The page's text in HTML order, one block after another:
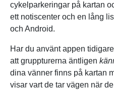
cykelparkeringar på kartan
ett notiscenter och en lång
och Android.
Har du använt appen
att gruppturerna äntligen
dina vänner finns på kartan
visar vart de tar vägen när